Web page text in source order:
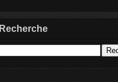
Recherche